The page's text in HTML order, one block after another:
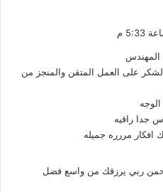
المهندس
على العمل المتقن والمنجز من
جدا راقيه
افكار مررره جميله
ربي يرزقك من واسع فضل